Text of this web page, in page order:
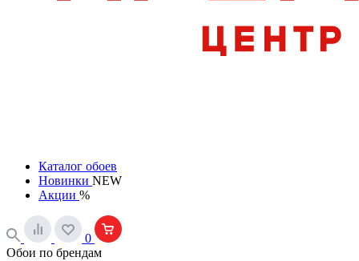
Каталог обоев
Новинки NEW
Акции %
0
Обои по брендам